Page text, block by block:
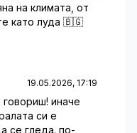
на климата, от
като луда 🇧🇬
19.05.2026, 17:19
иначе
си е
се гледа. по-